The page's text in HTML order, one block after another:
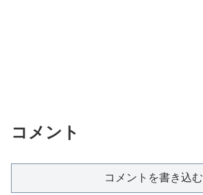
コメント
コメントを書き込む